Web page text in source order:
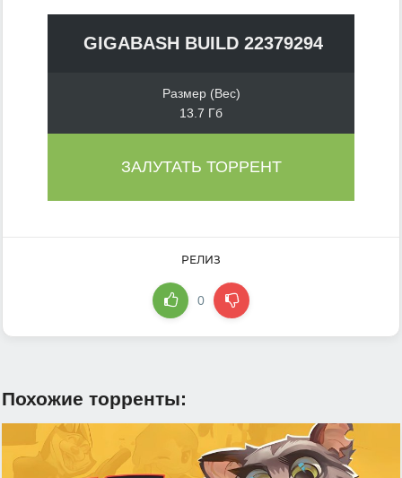
GIGABASH BUILD 22379294
Размер (Вес)
13.7 Гб
ЗАЛУТАТЬ ТОРРЕНТ
РЕЛИЗ
0
Похожие торренты: